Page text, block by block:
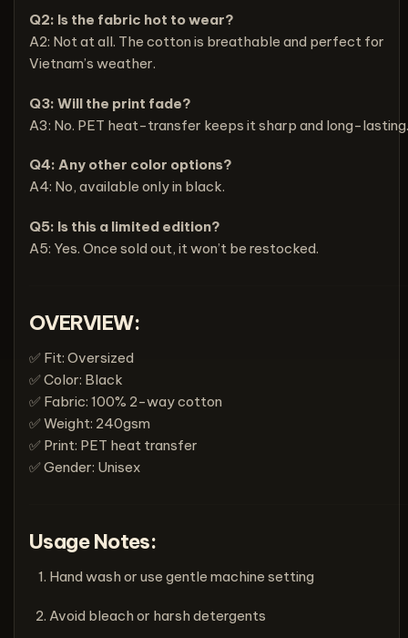
Q2: Is the fabric hot to wear?
A2: Not at all. The cotton is breathable and perfect for
Vietnam’s weather.
Q3: Will the print fade?
A3: No. PET heat-transfer keeps it sharp and long-lasting.
Q4: Any other color options?
A4: No, available only in black.
Q5: Is this a limited edition?
A5: Yes. Once sold out, it won’t be restocked.
OVERVIEW:
✅ Fit: Oversized
✅ Color: Black
✅ Fabric: 100% 2-way cotton
✅ Weight: 240gsm
✅ Print: PET heat transfer
✅ Gender: Unisex
Usage Notes:
Hand wash or use gentle machine setting
Avoid bleach or harsh detergents